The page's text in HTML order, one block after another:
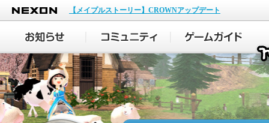
NEXON
【メイプルストーリー】CROWNアップデート